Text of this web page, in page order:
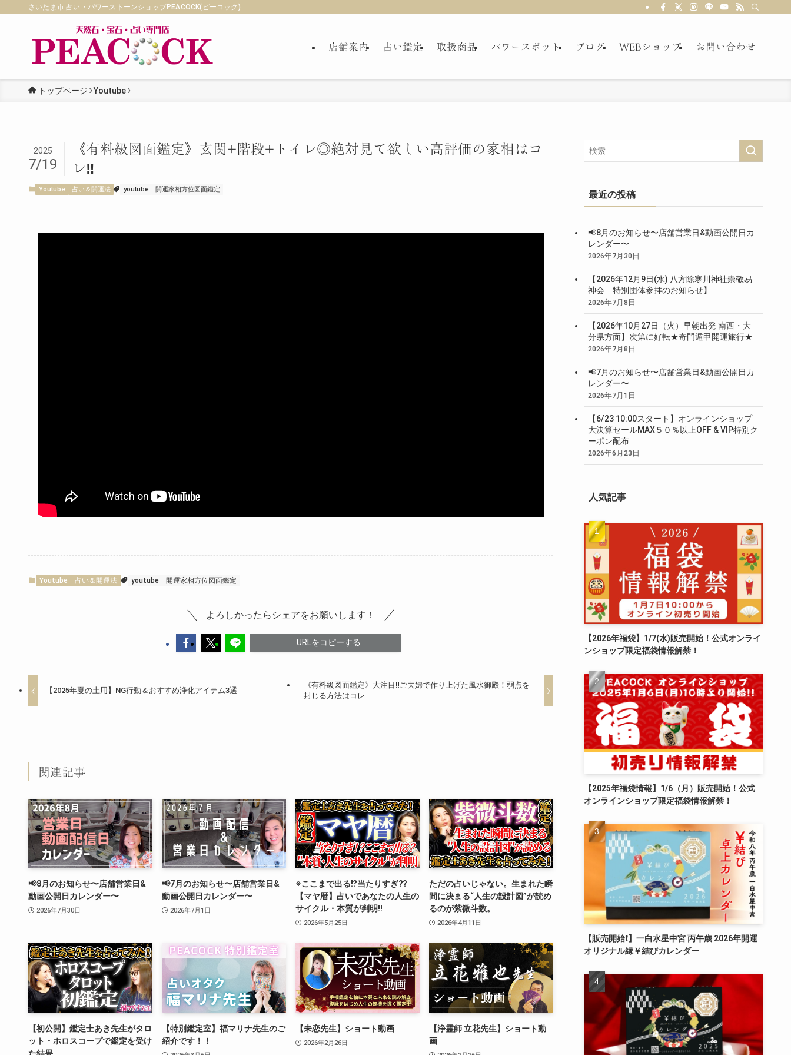
さいたま市 占い・パワーストーンショップPEACOCK(ピーコック)
店舗案内 占い鑑定 取扱商品 パワースポット ブログ WEBショップ お問い合わせ
トップページ Youtube
《有料級図面鑑定》玄関+階段+トイレ◎絶対見て欲しい高評価の家相はコ
レ‼️
2025
7/19
Youtube 占い＆開運法 youtube 開運家相方位図面鑑定
Youtube 占い＆開運法 youtube 開運家相方位図面鑑定
よろしかったらシェアをお願いします！
URLをコピーする
【2025年夏の土用】NG行動＆おすすめ浄化アイテム3選
《有料級図面鑑定》大注目‼️ご夫婦で作り上げた風水御殿！弱点を
封じる方法はコレ
関連記事
📢8月のお知らせ〜店舗営業日&
動画公開日カレンダー〜
2026年7月30日
📢7月のお知らせ〜店舗営業日&
動画公開日カレンダー〜
2026年7月1日
※ここまで出る⁉︎当たりすぎ⁇
【マヤ暦】占いであなたの人生の
サイクル・本質が判明‼️
2026年5月25日
ただの占いじゃない。生まれた瞬
間に決まる“人生の設計図”が読め
るのが紫微斗数。
2026年4月11日
【初公開】鑑定士あき先生がタロ
ット・ホロスコープで鑑定を受け
【特別鑑定室】福マリナ先生のご
紹介です！！
【未恋先生】ショート動画
2026年2月26日
【浄霊師 立花先生】ショート動
画
最近の投稿
📢8月のお知らせ〜店舗営業日&動画公開日カ
レンダー〜
2026年7月30日
【2026年12月9日(水) 八方除寒川神社崇敬易
神会 特別団体参拝のお知らせ】
2026年7月8日
【2026年10月27日（火）早朝出発 南西・大
分県方面】次第に好転★奇門遁甲開運旅行★
2026年7月8日
📢7月のお知らせ〜店舗営業日&動画公開日カ
レンダー〜
2026年7月1日
【6/23 10:00スタート】オンラインショップ
大決算セールMAX５０％以上OFF & VIP特別ク
ーポン配布
2026年6月23日
人気記事
【2026年福袋】1/7(水)販売開始！公式オンライ
ンショップ限定福袋情報解禁！
【2025年福袋情報】1/6（月）販売開始！公式
オンラインショップ限定福袋情報解禁！
【販売開始❗️】一白水星中宮 丙午歳 2026年開運
オリジナル縁￥結びカレンダー